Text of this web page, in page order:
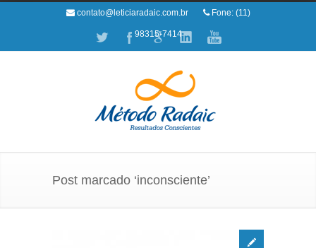
contato@leticiaradaic.com.br Fone: (11)
98315-7414
Post marcado ‘inconsciente’